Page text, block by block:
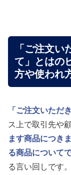
「ご注文
て」とはの
方や使われ
「ご注文いただ
ス上で取引先や
ます商品につき
る商品についてで
る言い回しです。